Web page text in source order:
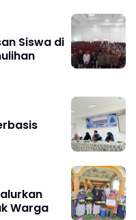
Siswa di
Warga